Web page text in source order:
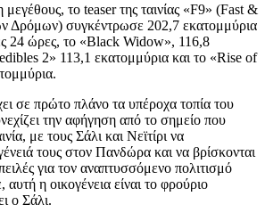
το teaser της ταινίας «F9» (Fast &
Δρόμων) συγκέντρωσε 202,7 εκατομμύρια
24 ώρες, το «Black Widow», 116,8
2» 113,1 εκατομμύρια και το «Rise of
σε πρώτο πλάνο τα υπέροχα τοπία του
την αφήγηση από το σημείο που
με τους Σάλι και Νεϊτίρι να
τους στον Πανδώρα και να βρίσκονται
για τον αναπτυσσόμενο πολιτισμό
η οικογένεια είναι το φρούριο
ο Σάλι.